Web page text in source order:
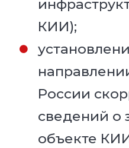
КИИ);
России
сведений о
объекте